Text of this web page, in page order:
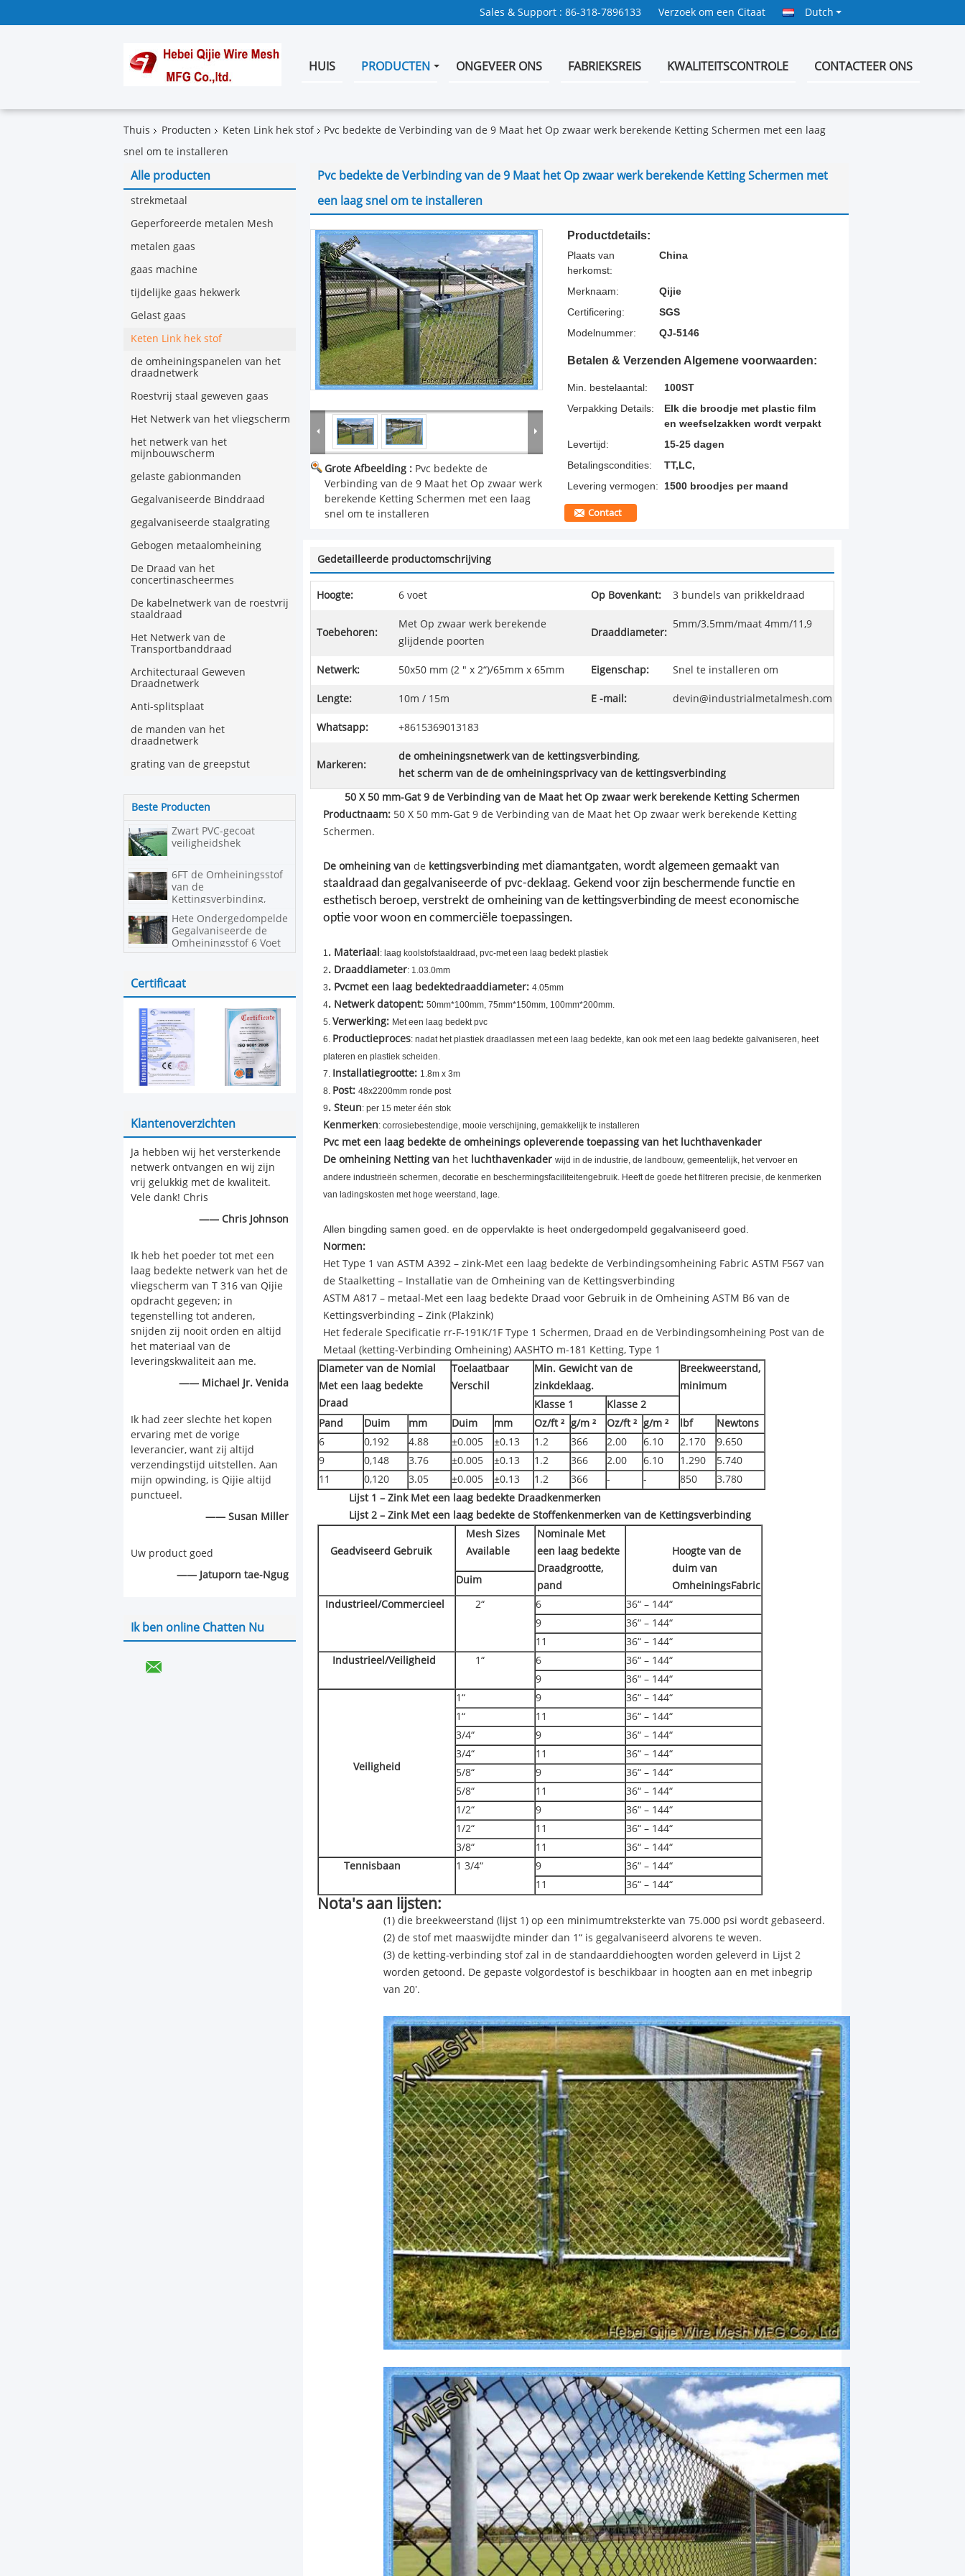
Sales & Support : 86-318-7896133 Verzoek om een Citaat Dutch
HUIS PRODUCTEN ONGEVEER ONS FABRIEKSREIS KWALITEITSCONTROLE CONTACTEER ONS
Thuis Producten Keten Link hek stof
Pvc bedekte de Verbinding van de 9 Maat het Op zwaar werk berekende Ketting Schermen met een laag
snel om te installeren
Alle producten
strekmetaal
Geperforeerde metalen Mesh
metalen gaas
gaas machine
tijdelijke gaas hekwerk
Gelast gaas
Keten Link hek stof
de omheiningspanelen van het
draadnetwerk
Roestvrij staal geweven gaas
Het Netwerk van het vliegscherm
het netwerk van het
mijnbouwscherm
gelaste gabionmanden
Gegalvaniseerde Binddraad
gegalvaniseerde staalgrating
Gebogen metaalomheining
De Draad van het
concertinascheermes
De kabelnetwerk van de roestvrij
staaldraad
Het Netwerk van de
Transportbanddraad
Architecturaal Geweven
Draadnetwerk
Anti-splitsplaat
de manden van het
draadnetwerk
grating van de greepstut
Beste Producten
Zwart PVC-gecoat
veiligheidshek
6FT de Omheiningsstof
van de
Kettingsverbinding,
Diamantnetwerk die de
Lage Draad van het
Koolstofijzer schermen
Hete Ondergedompelde
Gegalvaniseerde de
Omheiningsstof 6 Voet
Groene Kleur 9 van de
Certificaat
Klantenoverzichten
Ja hebben wij het versterkende
netwerk ontvangen en wij zijn
vrij gelukkig met de kwaliteit.
Vele dank! Chris
—— Chris Johnson
Ik heb het poeder tot met een
laag bedekte netwerk van het de
vliegscherm van T 316 van Qijie
opdracht gegeven; in
tegenstelling tot anderen,
snijden zij nooit orden en altijd
het materiaal van de
leveringskwaliteit aan me.
—— Michael Jr. Venida
Ik had zeer slechte het kopen
ervaring met de vorige
leverancier, want zij altijd
verzendingstijd uitstellen. Aan
mijn opwinding, is Qijie altijd
punctueel.
—— Susan Miller
Uw product goed
—— Jatuporn tae-Ngug
Ik ben online Chatten Nu
Pvc bedekte de Verbinding van de 9 Maat het Op zwaar werk berekende Ketting Schermen met
een laag snel om te installeren
Grote Afbeelding : Pvc bedekte de
Verbinding van de 9 Maat het Op zwaar werk
berekende Ketting Schermen met een laag
snel om te installeren
Productdetails:
Plaats van
herkomst:
China
Merknaam:
Qijie
Certificering:
SGS
Modelnummer:
QJ-5146
Betalen & Verzenden Algemene voorwaarden:
Min. bestelaantal:
100ST
Verpakking Details:
Elk die broodje met plastic film
en weefselzakken wordt verpakt
Levertijd:
15-25 dagen
Betalingscondities:
TT,LC,
Levering vermogen:
1500 broodjes per maand
Contact
Gedetailleerde productomschrijving
Hoogte: 6 voet Op Bovenkant: 3 bundels van prikkeldraad
Toebehoren:
Met Op zwaar werk berekende
glijdende poorten
Draaddiameter:
5mm/3.5mm/maat 4mm/11,9
Netwerk: 50x50 mm (2 " x 2“)/65mm x 65mm Eigenschap: Snel te installeren om
Lengte: 10m / 15m E -mail: devin@industrialmetalmesh.com
Whatsapp: +8615369013183
Markeren:
de omheiningsnetwerk van de kettingsverbinding,
het scherm van de de omheiningsprivacy van de kettingsverbinding
50 X 50 mm-Gat 9 de Verbinding van de Maat het Op zwaar werk berekende Ketting Schermen
Productnaam:50 X 50 mm-Gat 9 de Verbinding van de Maat het Op zwaar werk berekende Ketting
Schermen.
De omheining van de kettingsverbinding met diamantgaten, wordt algemeen gemaakt van
staaldraad dan gegalvaniseerde of pvc-deklaag. Gekend voor zijn beschermende functie en
esthetisch beroep, verstrekt de omheining van de kettingsverbinding de meest economische
optie voor woon en commerciële toepassingen.
1. Materiaal : laag koolstofstaaldraad, pvc-met een laag bedekt plastiek
2. Draaddiameter: 1.03.0mm
3. Pvcmet een laag bedektedraaddiameter: 4.05mm
4. Netwerk datopent: 50mm*100mm, 75mm*150mm, 100mm*200mm.
5. Verwerking: Met een laag bedekt pvc
6. Productieproces: nadat het plastiek draadlassen met een laag bedekte, kan ook met een laag bedekte galvaniseren, heet
plateren en plastiek scheiden.
7. Installatiegrootte: 1.8m x 3m
8. Post: 48x2200mm ronde post
9. Steun: per 15 meter één stok
Kenmerken: corrosiebestendige, mooie verschijning, gemakkelijk te installeren
Pvc met een laag bedekte de omheinings opleverende toepassing van het luchthavenkader
De omheining Netting van het luchthavenkader wijd in de industrie, de landbouw, gemeentelijk, het vervoer en
andere industrieën schermen, decoratie en beschermingsfaciliteitengebruik. Heeft de goede het filtreren precisie, de kenmerken
van ladingskosten met hoge weerstand, lage.
Allen bingding samen goed. en de oppervlakte is heet ondergedompeld gegalvaniseerd goed.
Normen:
Het Type 1 van ASTM A392 – zink-Met een laag bedekte de Verbindingsomheining Fabric ASTM F567 van
de Staalketting – Installatie van de Omheining van de Kettingsverbinding
ASTM A817 – metaal-Met een laag bedekte Draad voor Gebruik in de Omheining ASTM B6 van de
Kettingsverbinding – Zink (Plakzink)
Het federale Specificatie rr-F-191K/1F Type 1 Schermen, Draad en de Verbindingsomheining Post van de
Metaal (ketting-Verbinding Omheining) AASHTO m-181 Ketting, Type 1
Diameter van de Nomial
Met een laag bedekte
Draad
Toelaatbaar
Verschil
Min. Gewicht van de
zinkdeklaag.
Breekweerstand,
minimum
Klasse 1
Klasse 2
Pand
Duim mm Duim mm Oz/ft ² g/m ² Oz/ft ² g/m ² lbf
Newtons
6
0,192 4.88 ±0.005 ±0.13 1.2 366 2.00 6.10 2.170
9.650
9
0,148 3.76 ±0.005 ±0.13 1.2 366 2.00 6.10 1.290
5.740
11
0,120 3.05 ±0.005 ±0.13 1.2 366 - - 850
3.780
Lijst 1 – Zink Met een laag bedekte Draadkenmerken
Lijst 2 – Zink Met een laag bedekte de Stoffenkenmerken van de Kettingsverbinding
Geadviseerd Gebruik
Mesh Sizes
Available
Nominale Met
een laag bedekte
Draadgrootte,
pand
Hoogte van de
duim van
OmheiningsFabric
Duim
Industrieel/Commercieel
2“ 6
36“ – 144“
9
36“ – 144“
11
36“ – 144“
Industrieel/Veiligheid
1“ 6
36“ – 144“
9
36“ – 144“
Veiligheid
1“ 9
36“ – 144“
1“
11
36“ – 144“
3/4“
9
36“ – 144“
3/4“
11
36“ – 144“
5/8“
9
36“ – 144“
5/8“
11
36“ – 144“
1/2“
9
36“ – 144“
1/2“
11
36“ – 144“
3/8“
11
36“ – 144“
Tennisbaan
1 3/4“ 9
36“ – 144“
11
36“ – 144“
Nota's aan lijsten:
(1) die breekweerstand (lijst 1) op een minimumtreksterkte van 75.000 psi wordt gebaseerd.
(2) de stof met maaswijdte minder dan 1“ is gegalvaniseerd alvorens te weven.
(3) de ketting-verbinding stof zal in de standaarddiehoogten worden geleverd in Lijst 2
worden getoond. De gepaste volgordestof is beschikbaar in hoogten aan en met inbegrip
van 20ʼ.